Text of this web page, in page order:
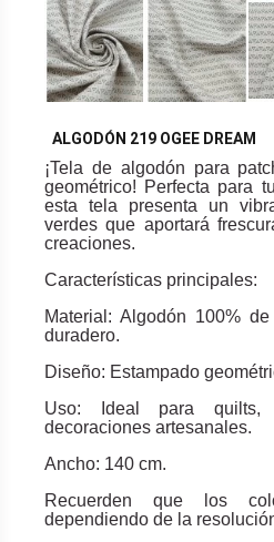
ALGODÓN 219 OGEE DREAM
¡Tela de algodón para
geométrico! Perfecta para
esta tela presenta un
verdes que aportará
creaciones.
Características principales:
Material: Algodón 100%
duradero.
Diseño: Estampado
Uso: Ideal para quilts,
decoraciones artesanales.
Ancho: 140 cm.
Recuerden que los
dependiendo de la